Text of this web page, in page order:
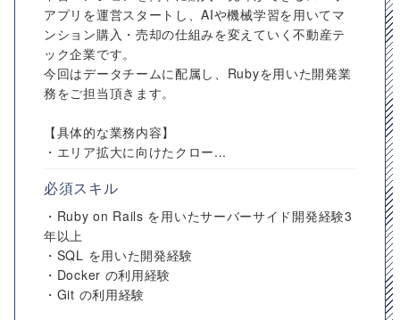
アプリを運営スタートし、AIや機械学習を用いてマ
ンション購入・売却の仕組みを変えていく不動産テ
ック企業です。
今回はデータチームに配属し、Rubyを用いた開発業
務をご担当頂きます。
【具体的な業務内容】
・エリア拡大に向けたクロー...
必須スキル
・Ruby on Rails を用いたサーバーサイド開発経験3
年以上
・SQL を用いた開発経験
・Docker の利用経験
・Git の利用経験